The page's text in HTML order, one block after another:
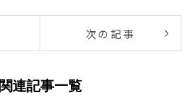
次の記事
関連記事一覧